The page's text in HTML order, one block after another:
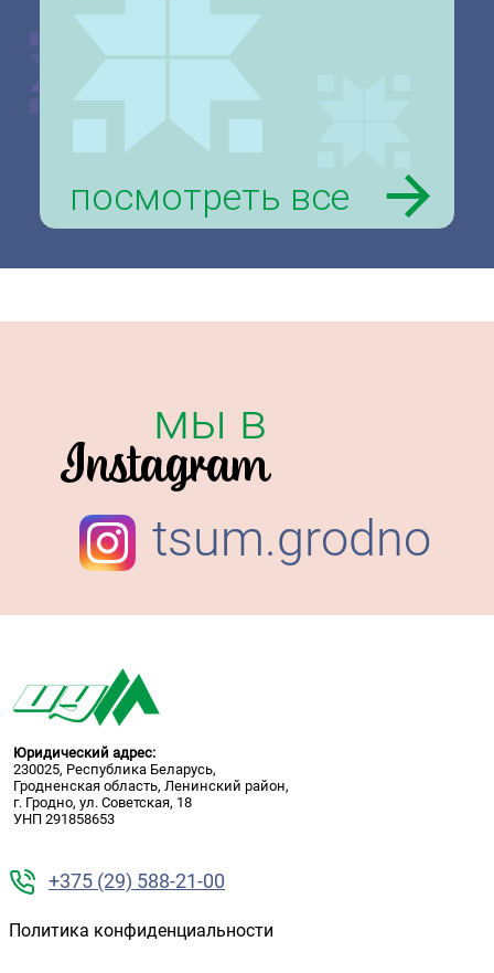
посмотреть все
мы в
Instagram
tsum.grodno
Юридический адрес:
230025, Республика Беларусь,
Гродненская область, Ленинский район,
г. Гродно, ул. Советская, 18
УНП 291858653
+375 (29) 588-21-00
Политика конфиденциальности